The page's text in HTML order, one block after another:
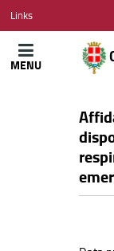
CITTÀ
DI
VICENZA
Links
MENU